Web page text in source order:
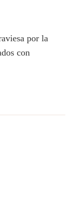
por la
con